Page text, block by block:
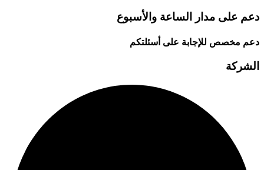
دعم على مدار الساعة والأسبوع
دعم مخصص للإجابة على أسئلتكم
الشركة